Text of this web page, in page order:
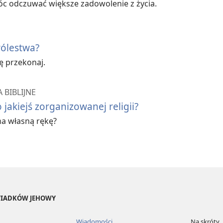
mogą pomóc ci...
odczuwać większe zadowolenie z życia.
przekonaj.
BIBLIJNE
jakiejś zorganizowanej religii?
własną rękę?
JEHOWY